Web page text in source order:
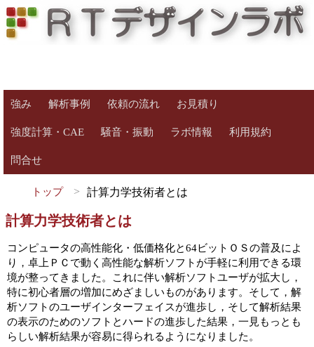
強み 解析事例 依頼の流れ お見積り
強度計算・CAE 騒音・振動 ラボ情報 利用規約
問合せ
トップ 計算力学技術者とは
計算力学技術者とは
コンピュータの高性能化・低価格化と64ビットＯＳの普及によ
り，卓上ＰＣで動く高性能な解析ソフトが手軽に利用できる環
境が整ってきました。これに伴い解析ソフトユーザが拡大し，
特に初心者層の増加にめざましいものがあります。そして，解
析ソフトのユーザインターフェイスが進歩し，そして解析結果
の表示のためのソフトとハードの進歩した結果，一見もっとも
らしい解析結果が容易に得られるようになりました。